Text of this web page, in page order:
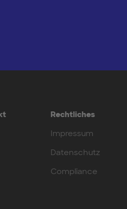
Rechtliches
Impressum
Datenschutz
Compliance